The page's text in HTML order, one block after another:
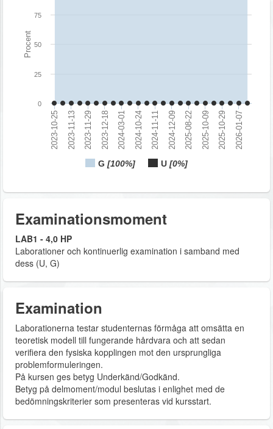
Procent
G [100%] U [0%]
2023-10-25 2023-11-13 2023-11-29 2023-12-18 2024-03-01 2024-10-24 2024-11-11 2024-12-09 2025-08-22 2025-10-09 2025-10-29 2026-01-07
0
25
50
75
Examinationsmoment
LAB1 - 4,0 HP
Laborationer och kontinuerlig examination i samband med
dess (U, G)
Examination
Laborationerna testar studenternas förmåga att omsätta en
teoretisk modell till fungerande hårdvara och att sedan
verifiera den fysiska kopplingen mot den ursprungliga
problemformuleringen.
På kursen ges betyg Underkänd/Godkänd.
Betyg på delmoment/modul beslutas i enlighet med de
bedömningskriterier som presenteras vid kursstart.